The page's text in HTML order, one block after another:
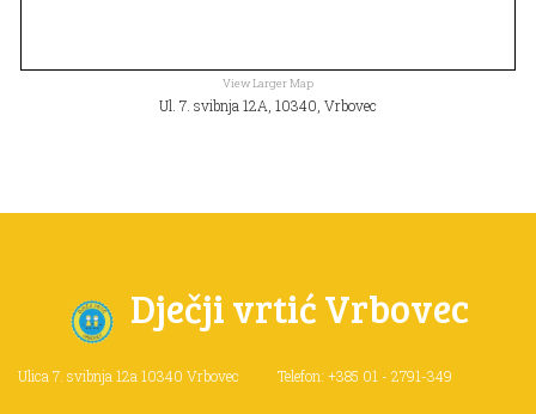
View Larger Map
Ul. 7. svibnja 12A, 10340, Vrbovec
Dječji vrtić Vrbovec
Telefon: +385 01 - 2791-349
Ulica 7. svibnja 12a 10340 Vrbovec